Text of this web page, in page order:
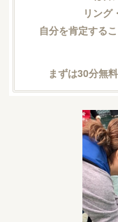
リング
自分を肯定する
まずは30分無